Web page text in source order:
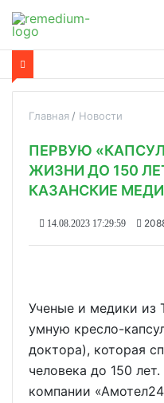
Главная Новости
ПЕРВУЮ
ЖИЗНИ ДО 150
КАЗАНСКИЕ
14.08.2023 17:29:59
Ученые и медики из
умную кресло-
доктора), которая
человека до 150
компании